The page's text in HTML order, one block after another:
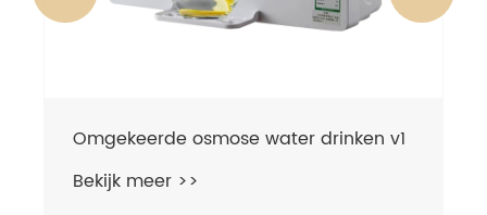
Omgekeerde osmose water drinken v1
Bekijk meer >>